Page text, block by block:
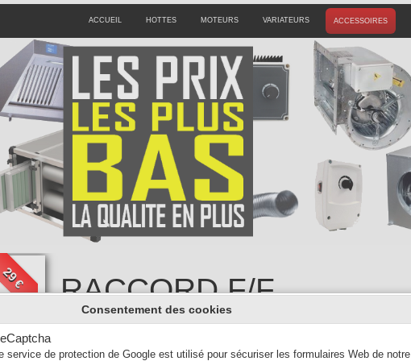
ACCUEIL HOTTES MOTEURS VARIATEURS ACCESSOIRES
29 €
RACCORD F/F
D400
29,00 € 34,00 €
Consentement des cookies
service de protection de Google est utilisé pour sécuriser les formulaires Web de notre